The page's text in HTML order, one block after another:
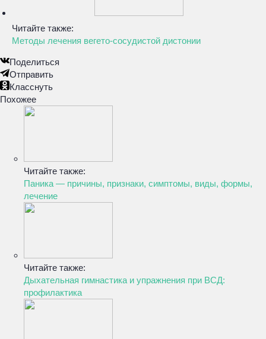
Читайте также:
Методы лечения вегето-сосудистой дистонии
Поделиться
Отправить
Класснуть
Похожее
Читайте также:
Паника — причины, признаки, симптомы, виды, формы,
лечение
Читайте также:
Дыхательная гимнастика и упражнения при ВСД:
профилактика